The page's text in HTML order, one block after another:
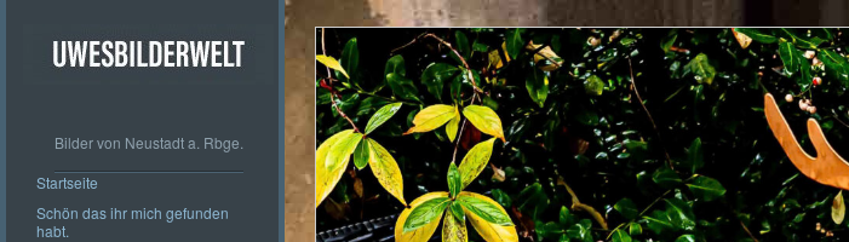
Bilder von Neustadt a. Rbge.
Startseite
Schön das ihr mich gefunden
habt.